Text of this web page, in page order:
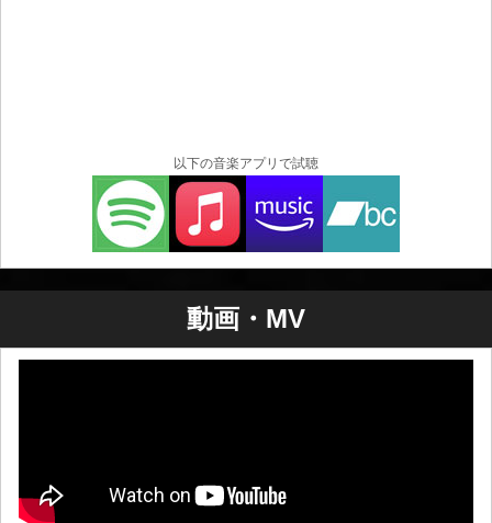
ールドレコードも含まれている。
音楽キャリアに加え、彼はプロデューサーとして、2017
年から活動している自身のレコード・レーベル
（Wanikiya Record）のレコーディング分野でも非常に積
極的である（現在、プロデュースとプロモーションを合
わせて100以上の音楽プロジェクトがあり、Spotifyで100
万ストリーミングを突破している）： Timo Tolkki
(Bruce Dickinson, Vivaldi Metal Project)、Dr.Viossy、
ク・ギターランド, ギタースキオ, アッツワング・メタ
以下の音楽アプリで試聴
動画・MV